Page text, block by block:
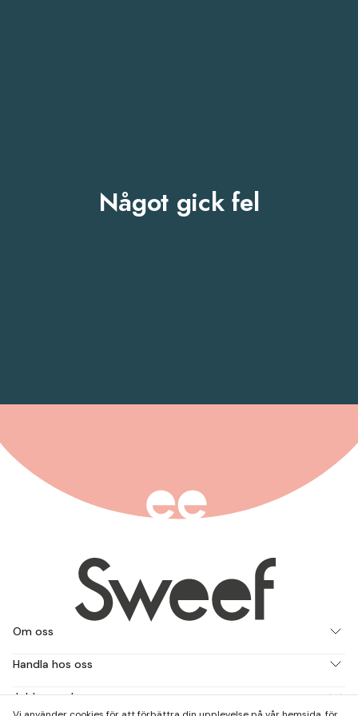
Något gick fel
Om oss
Handla hos oss
Jobba med oss